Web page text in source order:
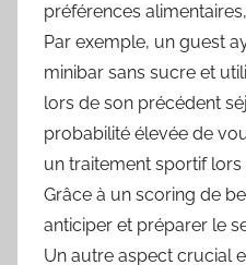
préférences
Par exemple, un guest
minibar sans sucre et
lors de son précédent
probabilité élevée de
un traitement sportif lors
Grâce à un scoring de
anticiper et préparer le
Un autre aspect crucial